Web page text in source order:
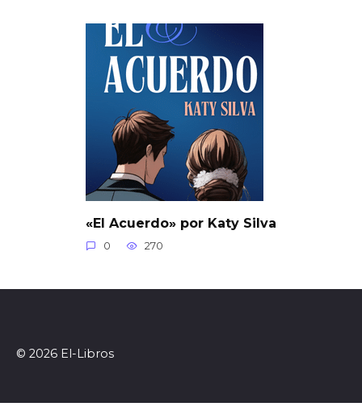
«El Acuerdo» por Katy Silva
0 270
© 2026 El-Libros